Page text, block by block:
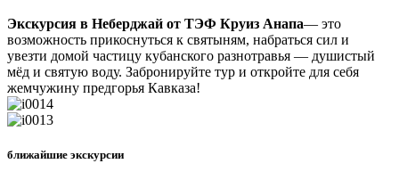
Экскурсия в Неберджай от ТЭФ Круиз Анапа— это
возможность прикоснуться к святыням, набраться сил и
увезти домой частицу кубанского разнотравья — душистый
мёд и святую воду. Забронируйте тур и откройте для себя
жемчужину предгорья Кавказа!
ближайшие экскурсии